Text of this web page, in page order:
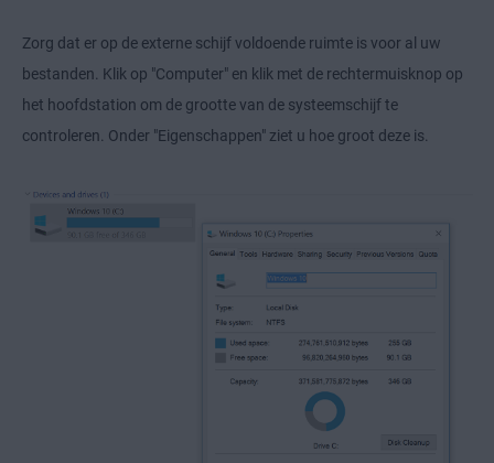
Zorg dat er op de externe schijf voldoende ruimte is voor al uw
bestanden. Klik op "Computer" en klik met de rechtermuisknop op
het hoofdstation om de grootte van de systeemschijf te
controleren. Onder "Eigenschappen" ziet u hoe groot deze is.